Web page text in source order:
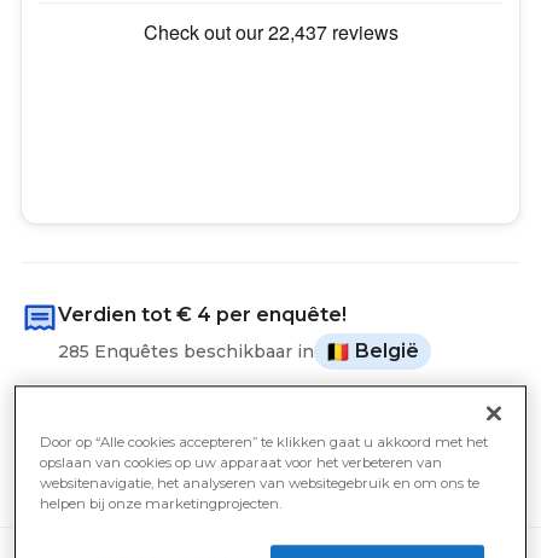
Verdien tot € 4 per enquête!
285 Enquêtes beschikbaar in België
De gemiddelde gebruiker verdiende gisteren
€ 10
Uitbetaling van€ 4
Door op “Alle cookies accepteren” te klikken gaat u akkoord met het
opslaan van cookies op uw apparaat voor het verbeteren van
websitenavigatie, het analyseren van websitegebruik en om ons te
helpen bij onze marketingprojecten.